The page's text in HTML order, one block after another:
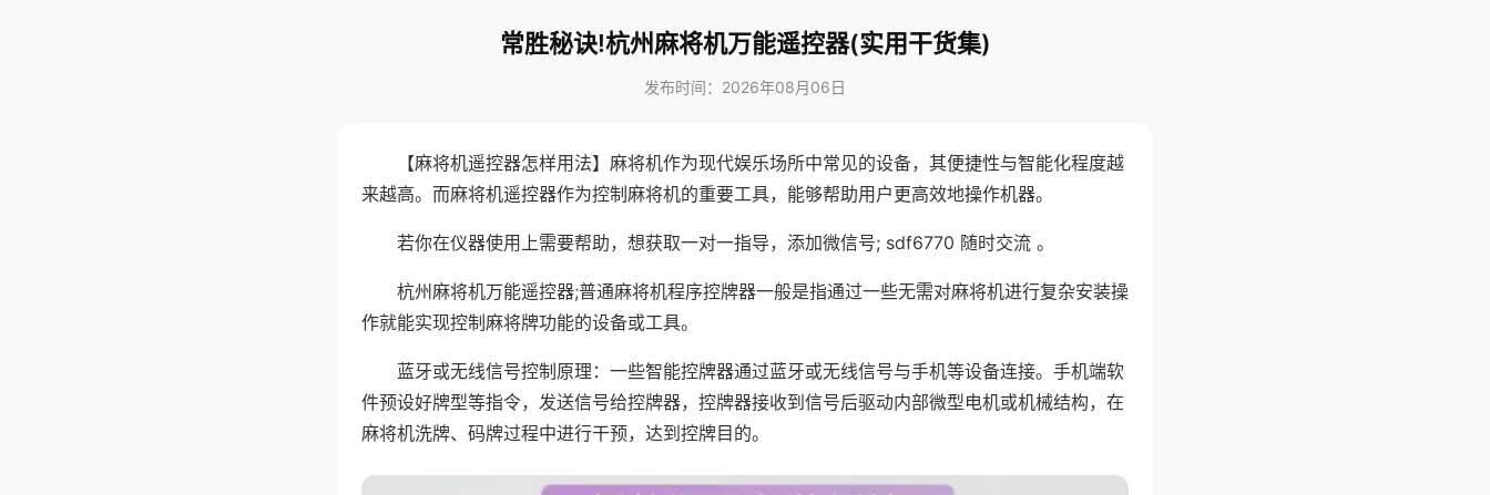
常胜秘诀!杭州麻将机万能遥控器(实用干货集)
发布时间：2026年08月06日
【麻将机遥控器怎样用法】麻将机作为现代娱乐场所中常见的设备，其便捷性与智能化程度越
来越高。而麻将机遥控器作为控制麻将机的重要工具，能够帮助用户更高效地操作机器。
若你在仪器使用上需要帮助，想获取一对一指导，添加微信号; sdf6770 随时交流 。
杭州麻将机万能遥控器;普通麻将机程序控牌器一般是指通过一些无需对麻将机进行复杂安装操
作就能实现控制麻将牌功能的设备或工具。
蓝牙或无线信号控制原理：一些智能控牌器通过蓝牙或无线信号与手机等设备连接。手机端软
件预设好牌型等指令，发送信号给控牌器，控牌器接收到信号后驱动内部微型电机或机械结构，在
麻将机洗牌、码牌过程中进行干预，达到控牌目的。